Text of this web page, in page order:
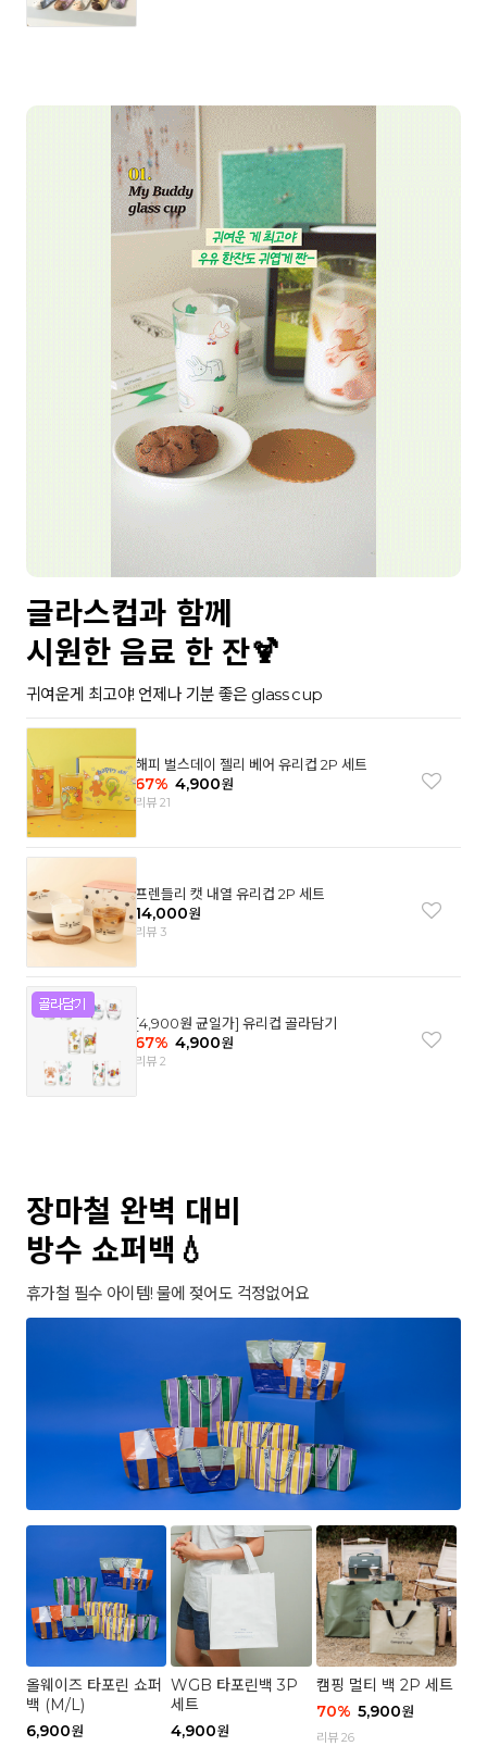
글라스컵과 함께
시원한 음료 한 잔🍹
귀여운게 최고야! 언제나 기분 좋은 glass cup
해피 벌스데이 젤리 베어 유리컵 2P 세트
67% 4,900원
리뷰 21
프렌들리 캣 내열 유리컵 2P 세트
14,000원
리뷰 3
[4,900원 균일가] 유리컵 골라담기
67% 4,900원
리뷰 2
장마철 완벽 대비
방수 쇼퍼백💧
휴가철 필수 아이템! 물에 젖어도 걱정없어요
올웨이즈 타포린 쇼퍼
백 (M/L)
6,900원
WGB 타포린백 3P
세트
4,900원
캠핑 멀티 백 2P 세트
70% 5,900원
리뷰 26